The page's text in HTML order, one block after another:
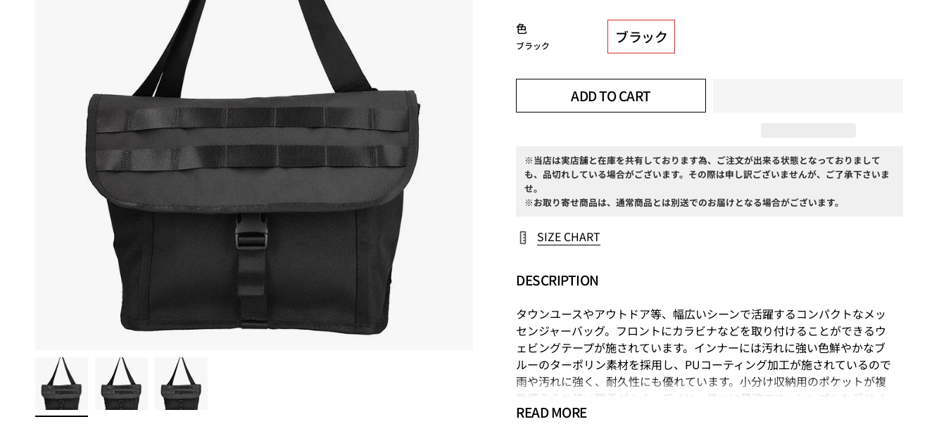
色
ブラック ブラック
ADD TO CART
※当店は実店舗と在庫を共有しております為、ご注文が出来る状態となっておりまして
も、品切れしている場合がございます。その際は申し訳ございませんが、ご了承下さいま
せ。
※お取り寄せ商品は、通常商品とは別送でのお届けとなる場合がございます。
SIZE CHART
DESCRIPTION
タウンユースやアウトドア等、幅広いシーンで活躍するコンパクトなメッ
センジャーバッグ。フロントにカラビナなどを取り付けることができるウ
ェビングテープが施されています。インナーには汚れに強い色鮮やかなブ
ルーのターポリン素材を採用し、PUコーティング加工が施されているので
雨や汚れに強く、耐久性にも優れています。小分け収納用のポケットが複
数備えられ使い勝手がよく、デイリー使いに最適です。シンプルなデザイ
ンで、幅広い年代で使え、プレゼントやギフトとしても人気の高いアイテ
READ MORE